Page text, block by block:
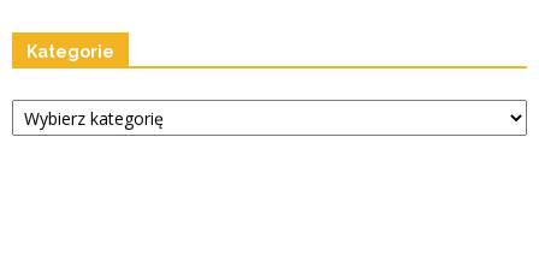
Kategorie
Kategorie